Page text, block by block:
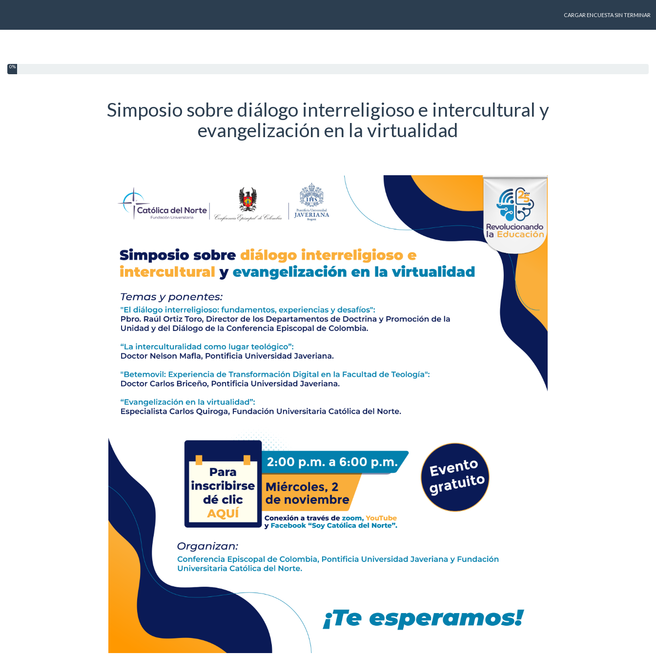
CARGAR ENCUESTA SIN TERMINAR
0%
Simposio sobre diálogo interreligioso e intercultural y
evangelización en la virtualidad